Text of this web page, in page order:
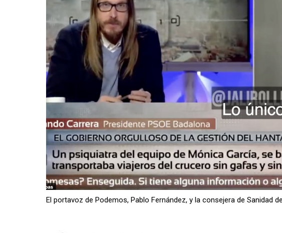
El portavoz de Podemos, Pablo Fernández, y la consejera de Sanidad